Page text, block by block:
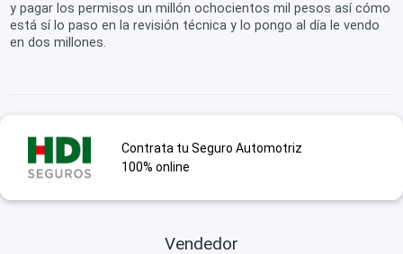
y pagar los permisos un millón ochocientos mil pesos así cómo
está sí lo paso en la revisión técnica y lo pongo al día le vendo
en dos millones.
Contrata tu Seguro Automotriz
100% online
Vendedor